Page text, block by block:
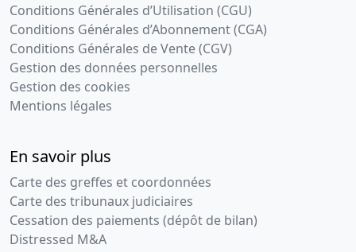
Conditions Générales d’Utilisation (CGU)
Conditions Générales d’Abonnement (CGA)
Conditions Générales de Vente (CGV)
Gestion des données personnelles
Gestion des cookies
Mentions légales
En savoir plus
Carte des greffes et coordonnées
Carte des tribunaux judiciaires
Cessation des paiements (dépôt de bilan)
Distressed M&A